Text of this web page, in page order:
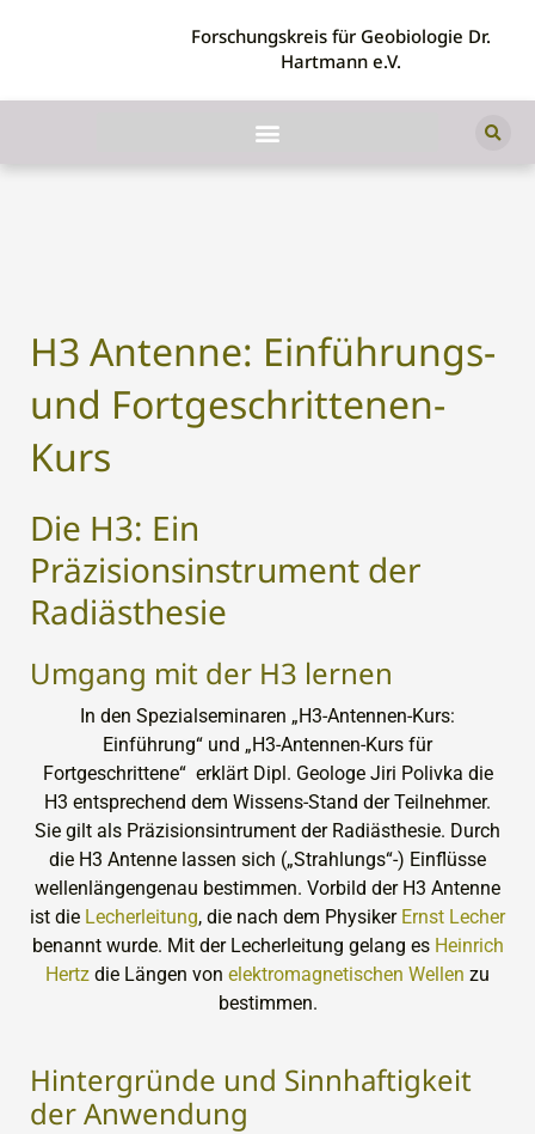
Forschungskreis für Geobiologie Dr.
Hartmann e.V.
H3 Antenne: Einführungs-
und Fortgeschrittenen-
Kurs
Die H3: Ein
Präzisionsinstrument der
Radiästhesie
Umgang mit der H3 lernen
In den Spezialseminaren „H3-Antennen-Kurs:
Einführung“ und „H3-Antennen-Kurs für
Fortgeschrittene“ erklärt Dipl. Geologe Jiri Polivka die
H3 entsprechend dem Wissens-Stand der Teilnehmer.
Sie gilt als Präzisionsintrument der Radiästhesie. Durch
die H3 Antenne lassen sich („Strahlungs“-) Einflüsse
wellenlängengenau bestimmen. Vorbild der H3 Antenne
ist die Lecherleitung, die nach dem Physiker Ernst Lecher
benannt wurde. Mit der Lecherleitung gelang es Heinrich
Hertz die Längen von elektromagnetischen Wellen zu
bestimmen.
Hintergründe und Sinnhaftigkeit
der Anwendung